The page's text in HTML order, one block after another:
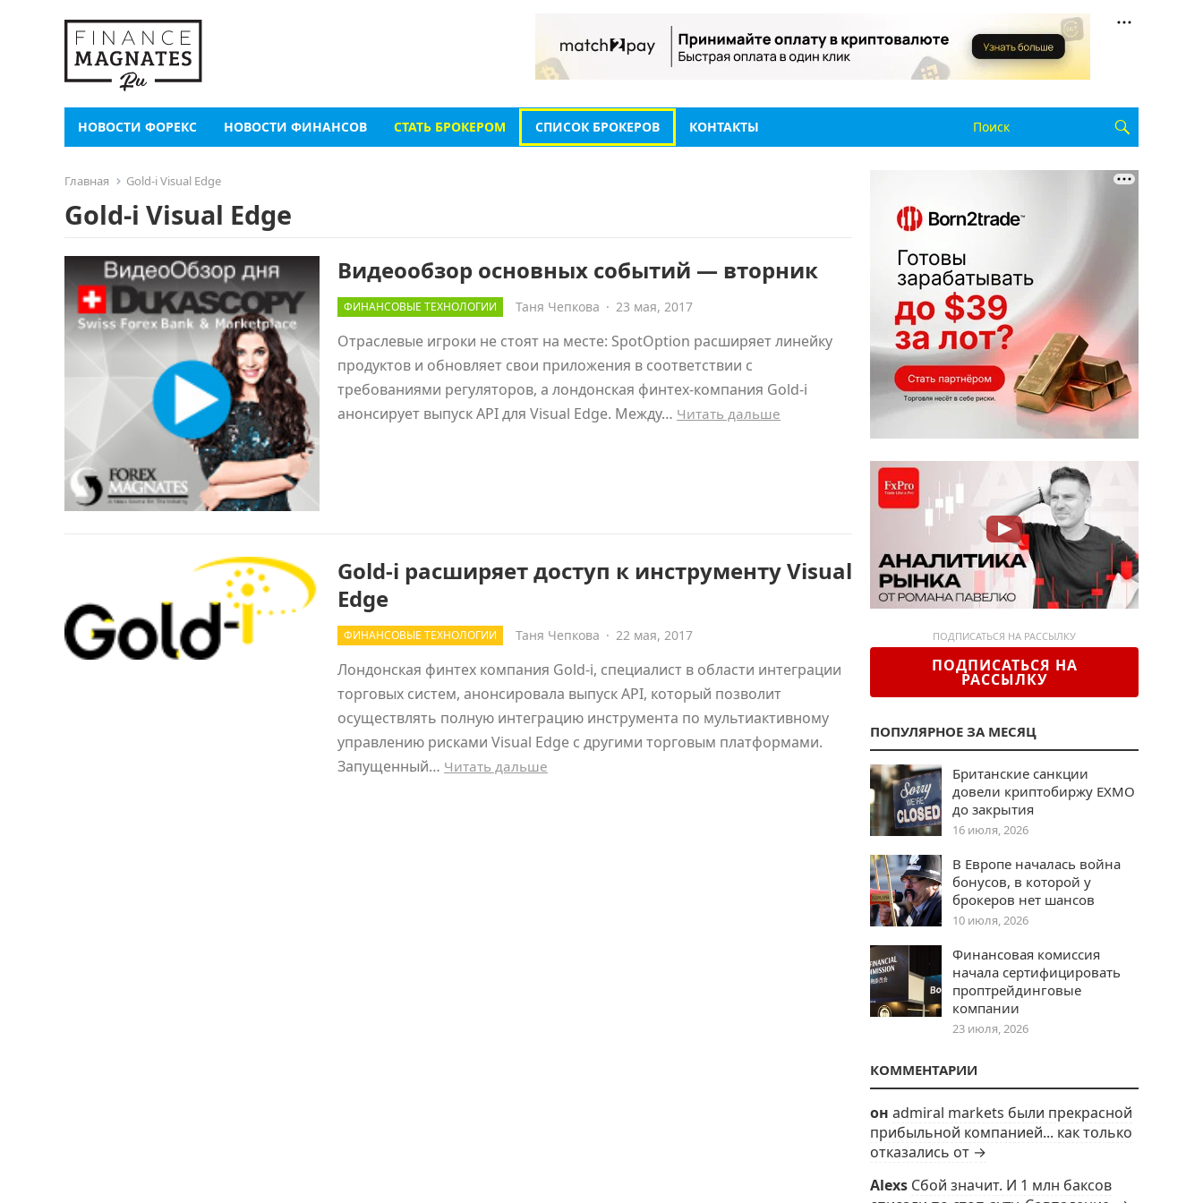
НОВОСТИ ФОРЕКС НОВОСТИ ФИНАНСОВ СТАТЬ БРОКЕРОМ СПИСОК БРОКЕРОВ КОНТАКТЫ
Главная Gold-i Visual Edge
Gold-i Visual Edge
Видеообзор основных событий — вторник
ФИНАНСОВЫЕ ТЕХНОЛОГИИ Таня Чепкова · 23 мая, 2017
Отраслевые игроки не стоят на месте: SpotOption расширяет линейку
продуктов и обновляет свои приложения в соответствии с
требованиями регуляторов, а лондонская финтех-компания Gold-i
анонсирует выпуск API для Visual Edge. Между… Читать дальше
Gold-i расширяет доступ к инструменту Visual
Edge
ФИНАНСОВЫЕ ТЕХНОЛОГИИ Таня Чепкова · 22 мая, 2017
Лондонская финтех компания Gold-i, специалист в области интеграции
торговых систем, анонсировала выпуск API, который позволит
осуществлять полную интеграцию инструмента по мультиактивному
управлению рисками Visual Edge с другими торговым платформами.
Запущенный… Читать дальше
ПОДПИСАТЬСЯ НА РАССЫЛКУ
ПОДПИСАТЬСЯ НА
РАССЫЛКУ
ПОПУЛЯРНОЕ ЗА МЕСЯЦ
Британские санкции
довели криптобиржу EXMO
до закрытия
16 июля, 2026
В Европе началась война
бонусов, в которой у
брокеров нет шансов
10 июля, 2026
Финансовая комиссия
начала сертифицировать
проптрейдинговые
компании
23 июля, 2026
КОММЕНТАРИИ
он admiral markets были прекрасной
прибыльной компанией... как только
отказались от →
Alexs Сбой значит. И 1 млн баксов